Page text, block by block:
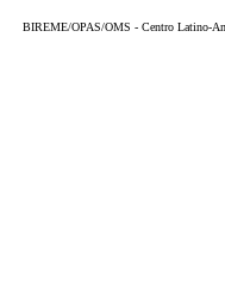
BIREME/OPAS/OMS - Centro Latino-